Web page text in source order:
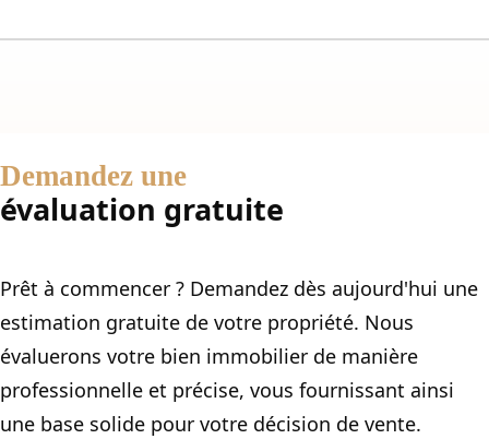
Demandez une
évaluation gratuite
Prêt à commencer ? Demandez dès aujourd'hui une
estimation gratuite de votre propriété. Nous
évaluerons votre bien immobilier de manière
professionnelle et précise, vous fournissant ainsi
une base solide pour votre décision de vente.